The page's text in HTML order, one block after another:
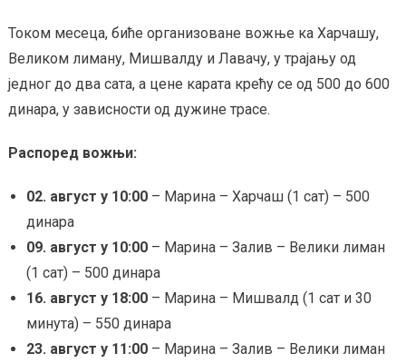
Током месеца, биће организоване вожње ка Харчашу,
Великом лиману, Мишвалду и Лавачу, у трајању од
једног до два сата, а цене карата крећу се од 500 до 600
динара, у зависности од дужине трасе.
Распоред вожњи:
02. август у 10:00– Марина – Харчаш (1 сат) – 500
динара
09. август у 10:00– Марина – Залив – Велики лиман
(1 сат) – 500 динара
16. август у 18:00– Марина – Мишвалд (1 сат и 30
минута) – 550 динара
23. август у 11:00– Марина – Залив – Велики лиман